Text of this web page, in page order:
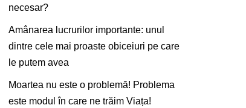
necesar?
Amânarea lucrurilor importante: unul
dintre cele mai proaste obiceiuri pe care
le putem avea
Moartea nu este o problemă! Problema
este modul în care ne trăim Viața!